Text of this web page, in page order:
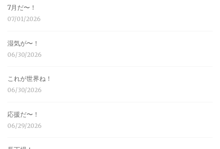
7月だ〜！
07/01/2026
湿気が〜！
06/30/2026
これが世界ね！
06/30/2026
応援だ〜！
06/29/2026